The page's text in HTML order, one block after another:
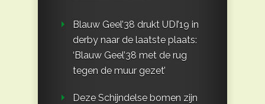
Blauw Geel’38 drukt UDI’19 in
derby naar de laatste plaats:
‘Blauw Geel’38 met de rug
tegen de muur gezet’
Deze Schijndelse bomen zijn